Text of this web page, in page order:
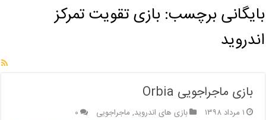
بایگانی برچسب:بازی تقویت تمرکز
اندروید
بازی ماجراجویی Orbia
۱ مرداد ۱۳۹۸ بازی های اندروید, ماجراجویی ۰